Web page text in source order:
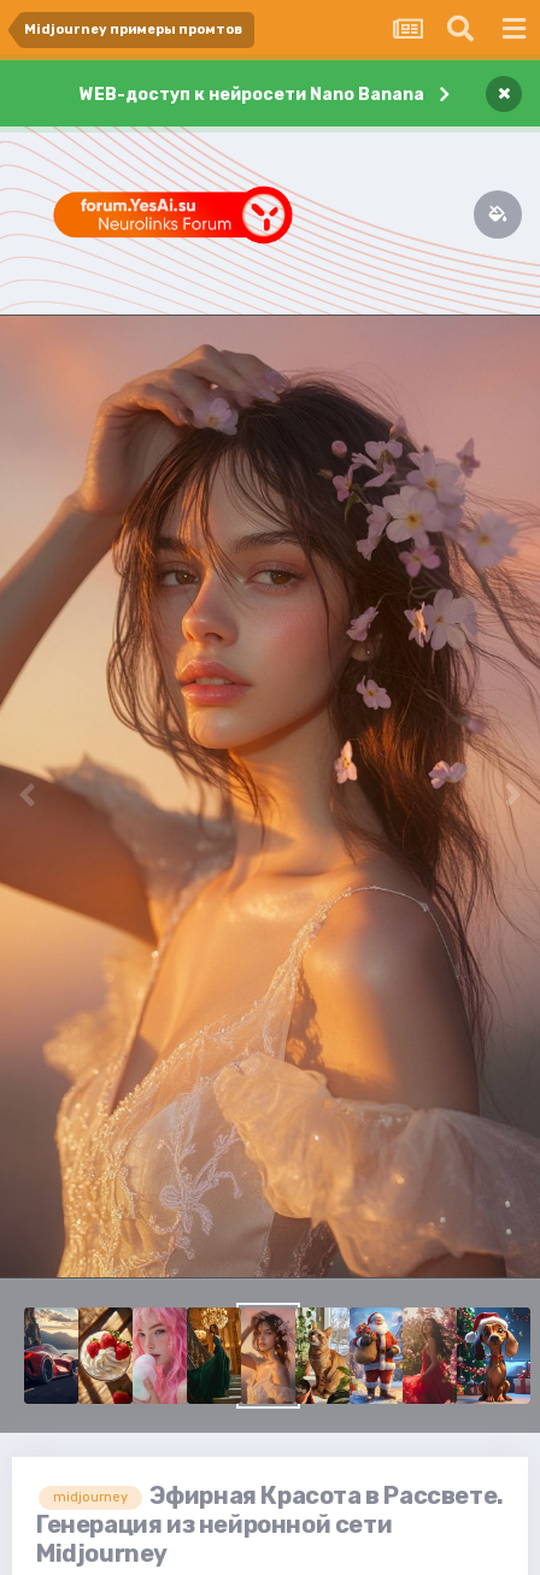
Midjourney примеры промтов
WEB-доступ к нейросети Nano Banana ×
midjourney
Эфирная Красота в Рассвете.
Генерация из нейронной сети
Midjourney